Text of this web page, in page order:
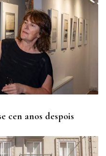
cen anos despois